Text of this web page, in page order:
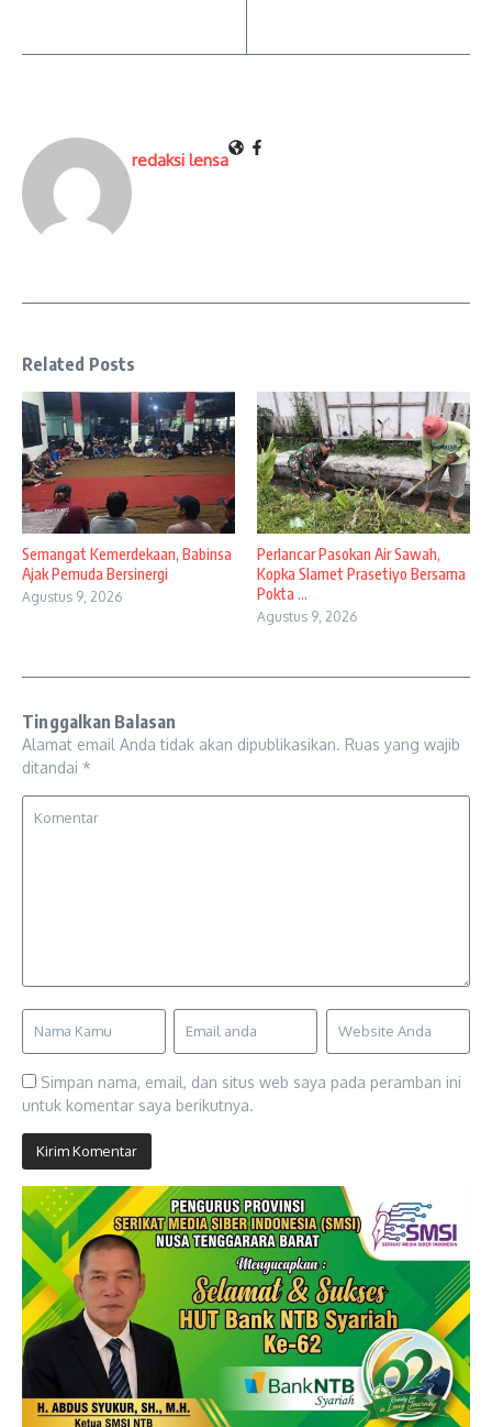
redaksi lensa
Related Posts
Semangat Kemerdekaan, Babinsa
Ajak Pemuda Bersinergi
Agustus 9, 2026
Perlancar Pasokan Air Sawah,
Kopka Slamet Prasetiyo Bersama
Pokta ...
Agustus 9, 2026
Tinggalkan Balasan
Alamat email Anda tidak akan dipublikasikan. Ruas yang wajib
ditandai *
Simpan nama, email, dan situs web saya pada peramban ini
untuk komentar saya berikutnya.